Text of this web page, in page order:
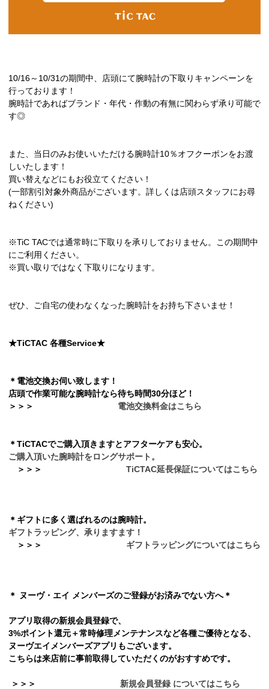
10/16～10/31の期間中、店頭にて腕時計の下取りキャンペーンを
行っております！
腕時計であればブランド・年代・作動の有無に関わらず承り可能で
す◎
また、当日のみお使いいただける腕時計10％オフクーポンをお渡
しいたします！
買い替えなどにもお役立てください！
(一部割引対象外商品がございます。詳しくは店頭スタッフにお尋
ねください)
※TiC TACでは通常時に下取りを承りしておりません。この期間中
にご利用ください。
※買い取りではなく下取りになります。
ぜひ、ご自宅の使わなくなった腕時計をお持ち下さいませ！
★TiCTAC 各種Service★
＊電池交換お伺い致します！
店頭で作業可能な腕時計なら待ち時間30分ほど！
＞ ＞ ＞ 電池交換料金はこちら
＊TiCTACでご購入頂きますとアフターケアも安心。
ご購入頂いた腕時計をロングサポート。
＞ ＞ ＞ TiCTAC延長保証についてはこちら
＊ギフトに多く選ばれるのは腕時計。
ギフトラッピング、承りますます！
＞ ＞ ＞ ギフトラッピングについてはこちら
＊ ヌーヴ・エイ メンバーズのご登録がお済みでない方へ＊
アプリ取得の新規会員登録で、
3%ポイント還元＋常時修理メンテナンスなど各種ご優待となる、
ヌーヴエイメンバーズアプリもございます。
こちらは来店前に事前取得していただくのがおすすめです。
＞ ＞ ＞ 新規会員登録 についてはこちら